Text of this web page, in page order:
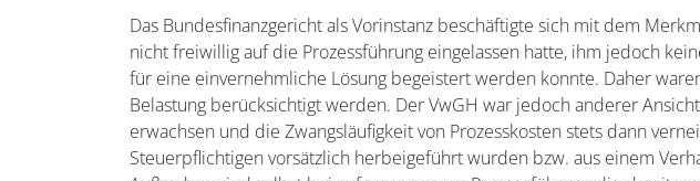
Das Bundesfinanzgericht als Vorinstanz beschäftigte sich mit dem
nicht freiwillig auf die Prozessführung eingelassen hatte, ihm jedoch
für eine einvernehmliche Lösung begeistert werden konnte. Daher
Belastung berücksichtigt werden. Der VwGH war jedoch anderer
erwachsen und die Zwangsläufigkeit von Prozesskosten stets dann
Steuerpflichtigen vorsätzlich herbeigeführt wurden bzw. aus einem